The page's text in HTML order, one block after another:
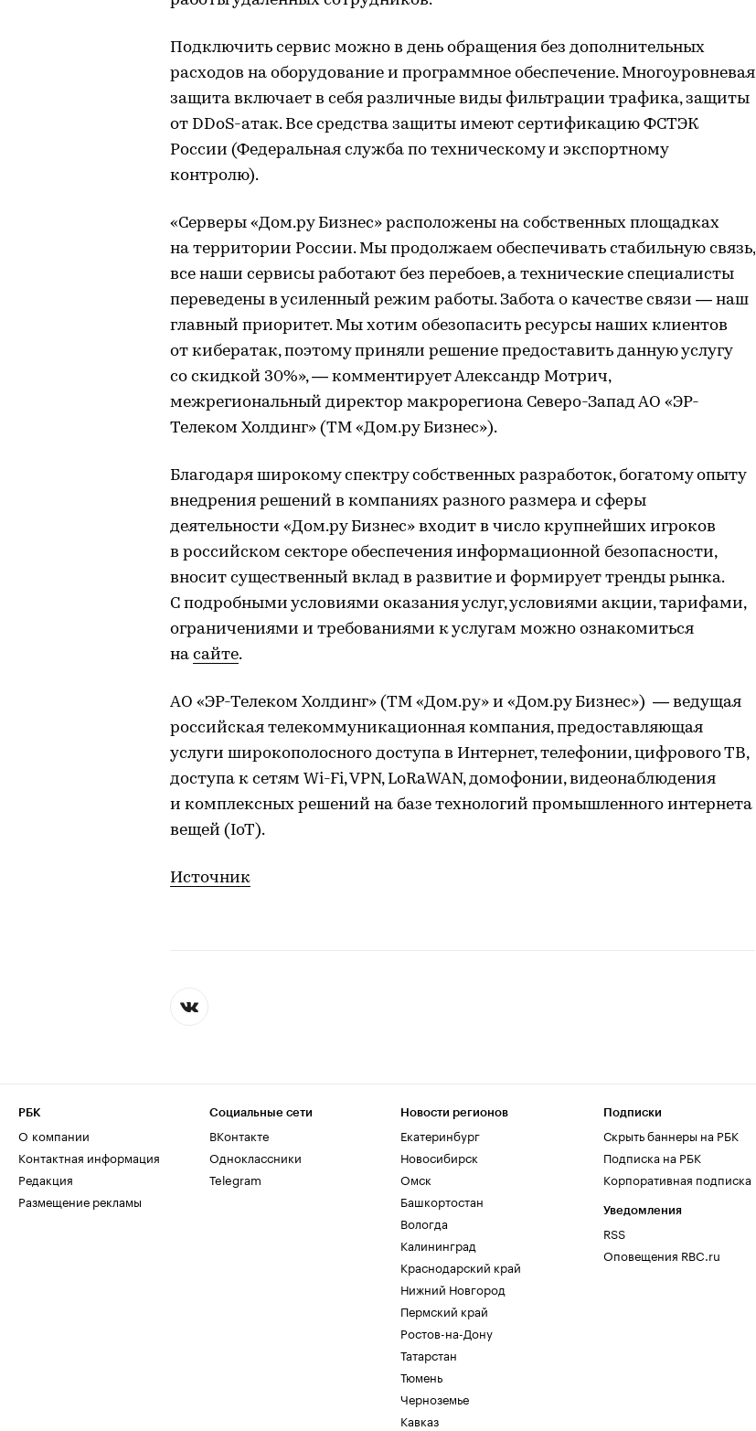
Подключить сервис можно в день обращения без дополнительных
расходов на оборудование и программное обеспечение. Многоуровневая
защита включает в себя различные виды фильтрации трафика, защиты
от DDoS-атак. Все средства защиты имеют сертификацию ФСТЭК
России (Федеральная служба по техническому и экспортному
контролю).
«Серверы «Дом.ру Бизнес» расположены на собственных площадках
на территории России. Мы продолжаем обеспечивать стабильную связь,
все наши сервисы работают без перебоев, а технические специалисты
переведены в усиленный режим работы. Забота о качестве связи — наш
главный приоритет. Мы хотим обезопасить ресурсы наших клиентов
от кибератак, поэтому приняли решение предоставить данную услугу
со скидкой 30%», — комментирует Александр Мотрич,
межрегиональный директор макрорегиона Северо-Запад АО «ЭР-
Телеком Холдинг» (ТМ «Дом.ру Бизнес»).
Благодаря широкому спектру собственных разработок, богатому опыту
внедрения решений в компаниях разного размера и сферы
деятельности «Дом.ру Бизнес» входит в число крупнейших игроков
в российском секторе обеспечения информационной безопасности,
вносит существенный вклад в развитие и формирует тренды рынка.
С подробными условиями оказания услуг, условиями акции, тарифами,
ограничениями и требованиями к услугам можно ознакомиться
на сайте.
АО «ЭР-Телеком Холдинг» (ТМ «Дом.ру» и «Дом.ру Бизнес») — ведущая
российская телекоммуникационная компания, предоставляющая
услуги широкополосного доступа в Интернет, телефонии, цифрового ТВ,
доступа к сетям Wi-Fi, VPN, LoRaWAN, домофонии, видеонаблюдения
и комплексных решений на базе технологий промышленного интернета
вещей (IoT).
Источник
РБК
О компании
Контактная информация
Редакция
Размещение рекламы
Социальные сети
ВКонтакте
Одноклассники
Telegram
Новости регионов
Екатеринбург
Новосибирск
Омск
Башкортостан
Вологда
Калининград
Краснодарский край
Нижний Новгород
Пермский край
Ростов-на-Дону
Татарстан
Тюмень
Черноземье
Кавказ
Подписки
Скрыть баннеры на РБК
Подписка на РБК
Корпоративная подписка
Уведомления
RSS
Оповещения RBC.ru